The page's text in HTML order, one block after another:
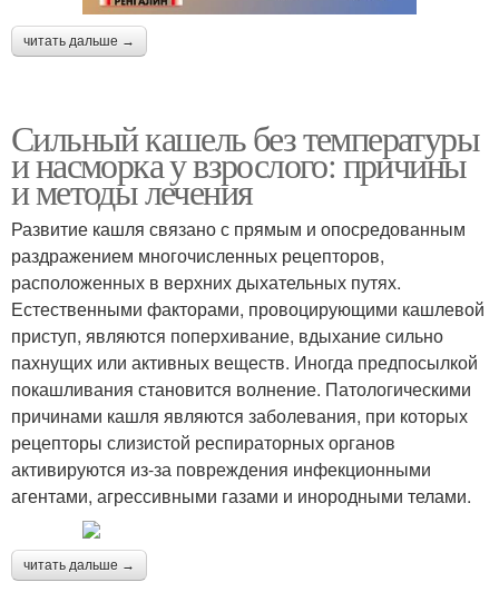
читать дальше →
Сильный кашель без температуры
и насморка у взрослого: причины
и методы лечения
Развитие кашля связано с прямым и опосредованным
раздражением многочисленных рецепторов,
расположенных в верхних дыхательных путях.
Естественными факторами, провоцирующими кашлевой
приступ, являются поперхивание, вдыхание сильно
пахнущих или активных веществ. Иногда предпосылкой
покашливания становится волнение. Патологическими
причинами кашля являются заболевания, при которых
рецепторы слизистой респираторных органов
активируются из-за повреждения инфекционными
агентами, агрессивными газами и инородными телами.
читать дальше →